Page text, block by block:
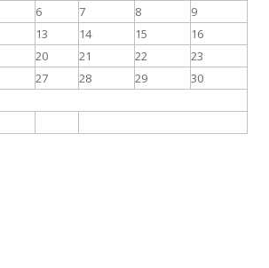
6 7 8
9
13 14 15
16
20 21 22
23
27 28 29
30